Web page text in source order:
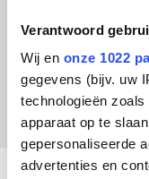
Verantwoord
Wij en onze 1022
gegevens (bijv. uw
technologieën
apparaat op te
gepersonaliseerde
advertenties en
regelapparatuur